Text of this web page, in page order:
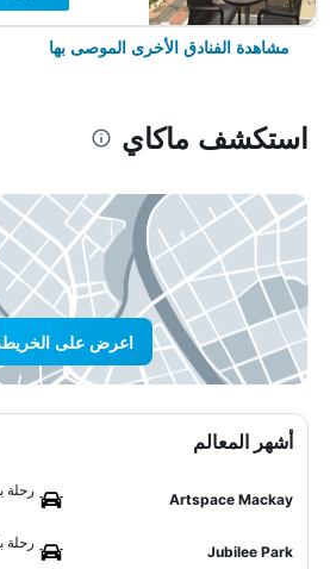
مشاهدة الفنادق الأخرى الموصى بها
استكشف ماكاي
اعرض على
أشهر المعالم
Artspace Mackay
رحلة
Jubilee Park
رحلة